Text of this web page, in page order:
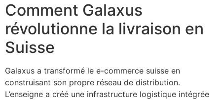
Comment Galaxus
révolutionne la livraison en
Suisse
Galaxus a transformé le e-commerce suisse en
construisant son propre réseau de distribution.
L’enseigne a créé une infrastructure logistique intégrée